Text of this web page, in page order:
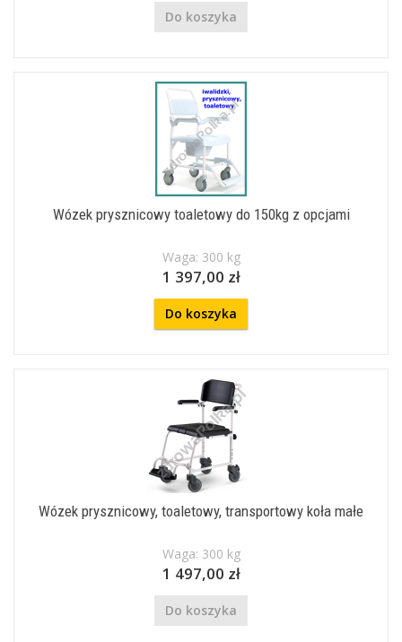
Do koszyka
Wózek prysznicowy toaletowy do 150kg z opcjami
Waga: 300 kg
1 397,00 zł
Do koszyka
Wózek prysznicowy, toaletowy, transportowy koła małe
Waga: 300 kg
1 497,00 zł
Do koszyka